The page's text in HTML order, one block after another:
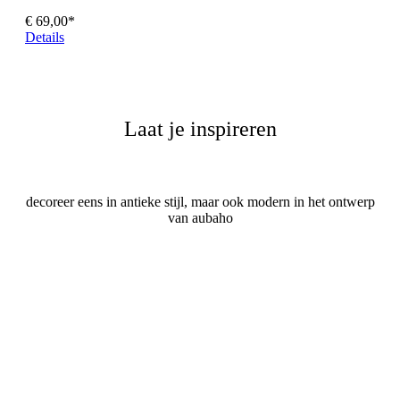
€ 69,00*
Details
Laat je inspireren
decoreer eens in antieke stijl, maar ook modern in het ontwerp
van aubaho